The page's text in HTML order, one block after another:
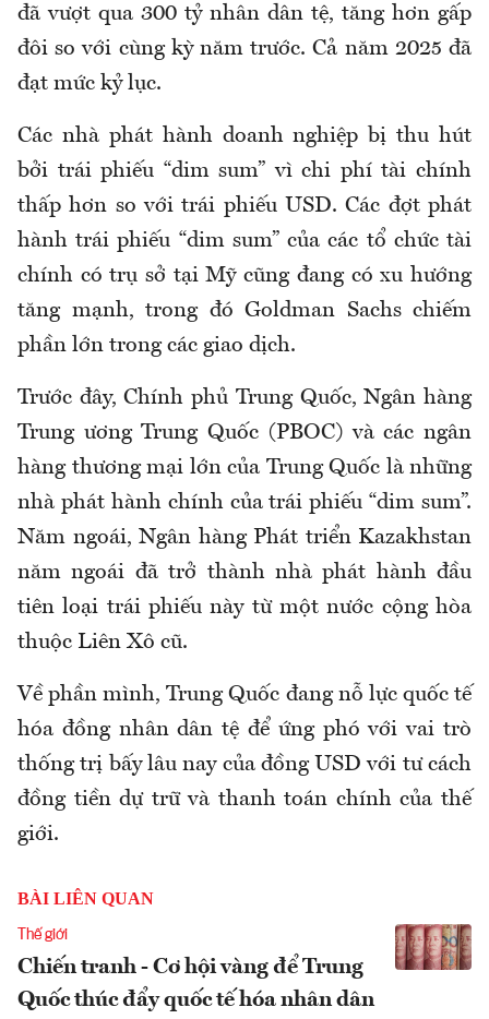
đã vượt qua 300 tỷ nhân dân tệ, tăng hơn gấp
đôi so với cùng kỳ năm trước. Cả năm 2025 đã
đạt mức kỷ lục.
Các nhà phát hành doanh nghiệp bị thu hút
bởi trái phiếu “dim sum” vì chi phí tài chính
thấp hơn so với trái phiếu USD. Các đợt phát
hành trái phiếu “dim sum” của các tổ chức tài
chính có trụ sở tại Mỹ cũng đang có xu hướng
tăng mạnh, trong đó Goldman Sachs chiếm
phần lớn trong các giao dịch.
Trước đây, Chính phủ Trung Quốc, Ngân hàng
Trung ương Trung Quốc (PBOC) và các ngân
hàng thương mại lớn của Trung Quốc là những
nhà phát hành chính của trái phiếu “dim sum”.
Năm ngoái, Ngân hàng Phát triển Kazakhstan
năm ngoái đã trở thành nhà phát hành đầu
tiên loại trái phiếu này từ một nước cộng hòa
thuộc Liên Xô cũ.
Về phần mình, Trung Quốc đang nỗ lực quốc tế
hóa đồng nhân dân tệ để ứng phó với vai trò
thống trị bấy lâu nay của đồng USD với tư cách
đồng tiền dự trữ và thanh toán chính của thế
giới.
BÀI LIÊN QUAN
Thế giới
Chiến tranh - Cơ hội vàng để Trung
Quốc thúc đẩy quốc tế hóa nhân dân